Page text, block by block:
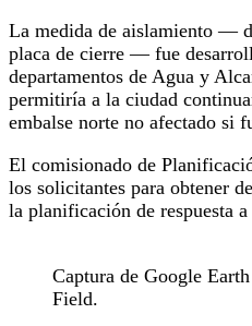
La medida de aislamiento —
placa de cierre — fue
departamentos de Agua y
permitiría a la ciudad
embalse norte no afectado si
El comisionado de
los solicitantes para obtener
la planificación de respuesta a
Captura de Google
Field.